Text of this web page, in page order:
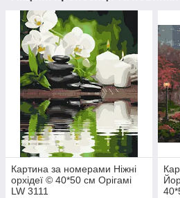
Картина за номерами Ніжні
орхідеї © 40*50 см Орігамі
LW 3111